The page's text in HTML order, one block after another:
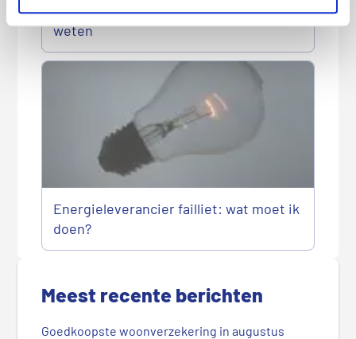
Brand door zonnepanelen: dit moet je
weten
Energieleverancier failliet: wat moet ik
doen?
Meest recente berichten
Goedkoopste woonverzekering in augustus